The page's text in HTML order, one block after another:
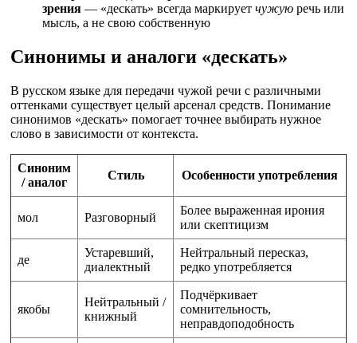
зрения — «дескать» всегда маркирует чужую речь или
мысль, а не свою собственную
Синонимы и аналоги «дескать»
В русском языке для передачи чужой речи с различными
оттенками существует целый арсенал средств. Понимание
синонимов «дескать» помогает точнее выбирать нужное
слово в зависимости от контекста.
Синоним
/ аналог
Стиль Особенности употребления
мол Разговорный
Более выраженная ирония
или скептицизм
де
Устаревший,
диалектный
Нейтральный пересказ,
редко употребляется
якобы
Нейтральный /
книжный
Подчёркивает
сомнительность,
неправдоподобность